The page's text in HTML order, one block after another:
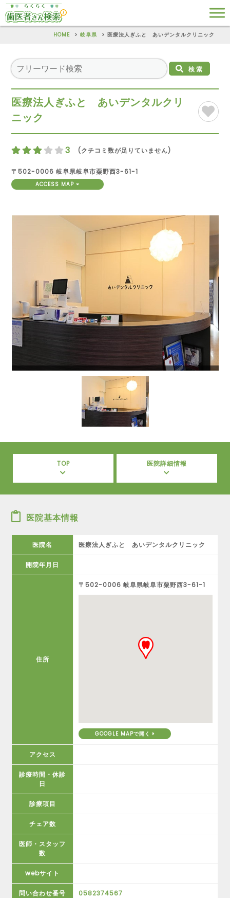
HOME 岐阜県 医療法人ぎふと あいデンタルクリニック
検索
医療法人ぎふと あいデンタルクリ
ニック
3 (クチコミ数が足りていません)
〒502-0006 岐阜県岐阜市粟野西3-61-1
ACCESS MAP
TOP 医院詳細情報
医院基本情報
医院名 医療法人ぎふと あいデンタルクリニック
開院年月日
住所
〒502-0006 岐阜県岐阜市粟野西3-61-1
GOOGLE MAPで開く
アクセス
診療時間・休診
日
診療項目
チェア数
医師・スタッフ
数
webサイト
問い合わせ番号 0582374567